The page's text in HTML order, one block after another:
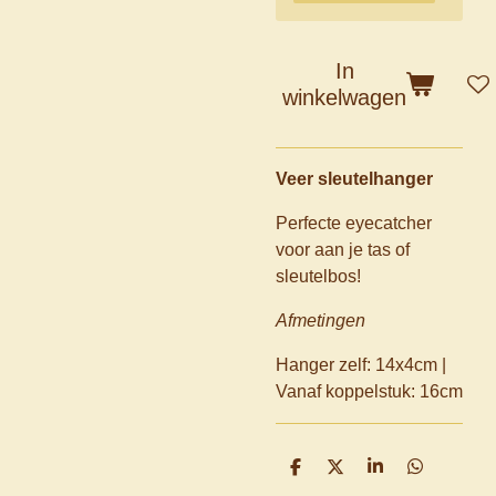
In
winkelwagen
Veer sleutelhanger
Perfecte eyecatcher
voor aan je tas of
sleutelbos!
Afmetingen
Hanger zelf: 14x4cm |
Vanaf koppelstuk: 16cm
D
D
S
D